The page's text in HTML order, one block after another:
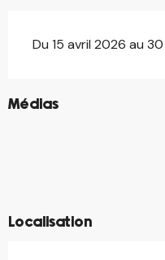
Du 15 avril 2026 au
Médias
©
©
Localisation